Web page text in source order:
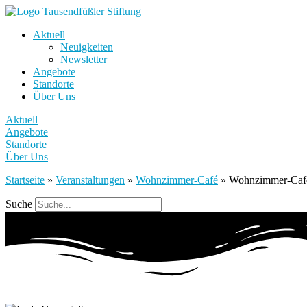
Aktuell
Neuigkeiten
Newsletter
Angebote
Standorte
Über Uns
Aktuell
Angebote
Standorte
Über Uns
Startseite » Veranstaltungen » Wohnzimmer-Café » Wohnzimmer-
Suche